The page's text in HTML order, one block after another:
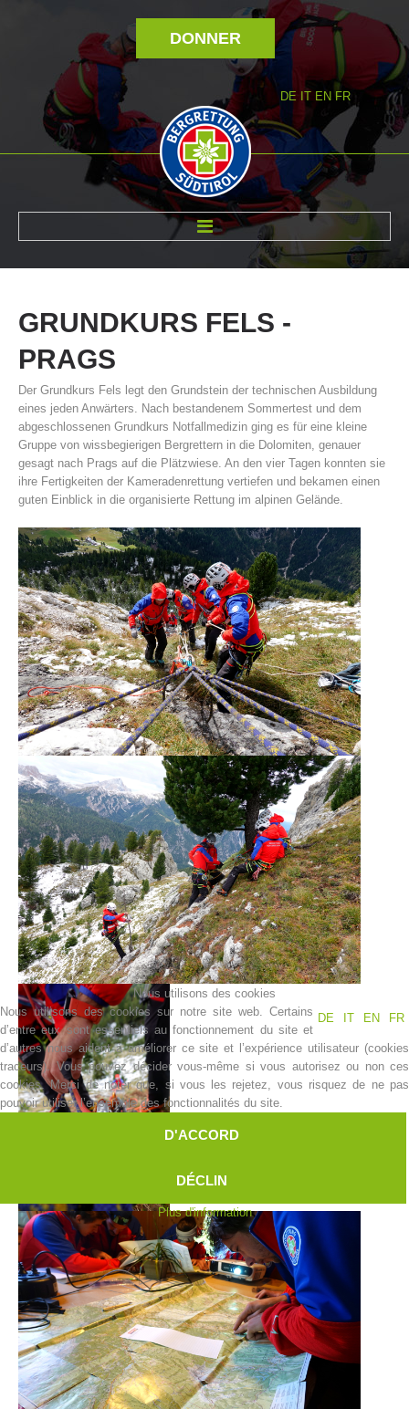
DONNER
DE IT EN FR
Histoire de l'association
Centres de secours
GRUNDKURS FELS -
PRAGS
Der Grundkurs Fels legt den Grundstein der technischen Ausbildung
eines jeden Anwärters. Nach bestandenem Sommertest und dem
abgeschlossenen Grundkurs Notfallmedizin ging es für eine kleine
Gruppe von wissbegierigen Bergrettern in die Dolomiten, genauer
gesagt nach Prags auf die Plätzwiese. An den vier Tagen konnten sie
ihre Fertigkeiten der Kameradenrettung vertiefen und bekamen einen
guten Einblick in die organisierte Rettung im alpinen Gelände.
Nous utilisons des cookies
DE
IT EN FR
Nous utilisons des cookies sur notre site web. Certains
d’entre eux sont essentiels au fonctionnement du site et
d’autres nous aident à améliorer ce site et l’expérience utilisateur (cookies
traceurs). Vous pouvez décider vous-même si vous autorisez ou non ces
cookies. Merci de noter que, si vous les rejetez, vous risquez de ne pas
pouvoir utiliser l’ensemble des fonctionnalités du site.
D'ACCORD
DÉCLIN
Plus d'information